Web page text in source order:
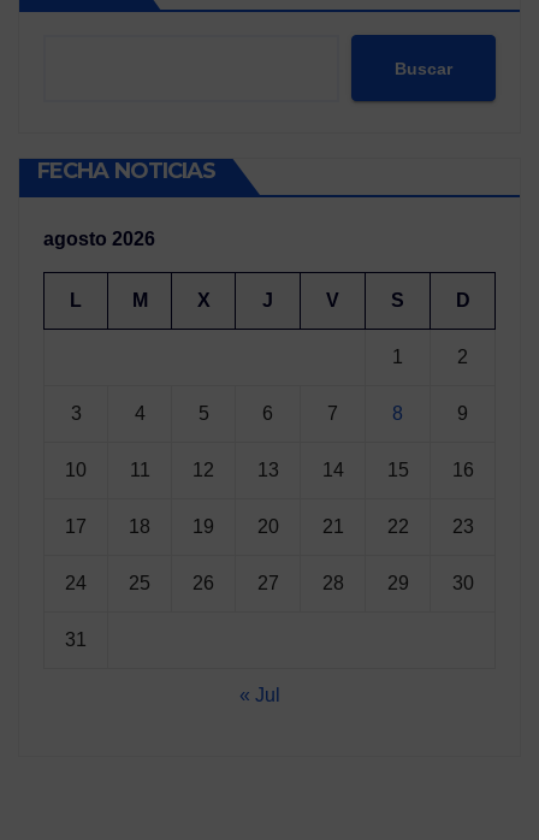
Buscar
FECHA NOTICIAS
agosto 2026
L M X J V S D
1 2
3 4 5 6 7 8 9
10 11 12 13 14 15 16
17 18 19 20 21 22 23
24 25 26 27 28 29 30
31
« Jul